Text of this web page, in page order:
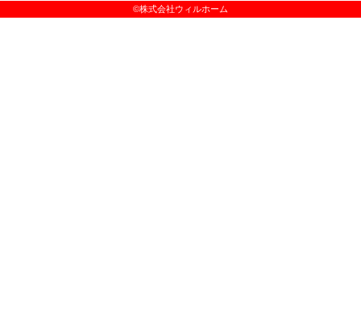
©株式会社ウィルホーム